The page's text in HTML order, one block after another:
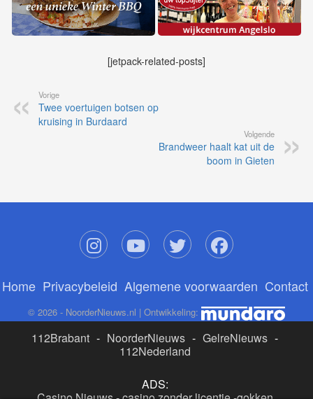
[jetpack-related-posts]
Vorige
Twee voertuigen botsen op
kruising in Burdaard
Volgende
Brandweer haalt kat uit de
boom in Gieten
Home Privacybeleid Algemene voorwaarden Contact
© 2026 - NoorderNieuws.nl | Ontwikkeling:
112Brabant - NoorderNieuws - GelreNieuws -
112Nederland
ADS: